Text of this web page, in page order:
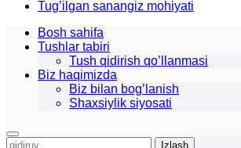
Tug’ilgan sanangiz mohiyati
Bosh sahifa
Tushlar tabiri
Tush qidirish qo’llanmasi
Biz haqimizda
Biz bilan bog’lanish
Shaxsiylik siyosati
Qidirshish: